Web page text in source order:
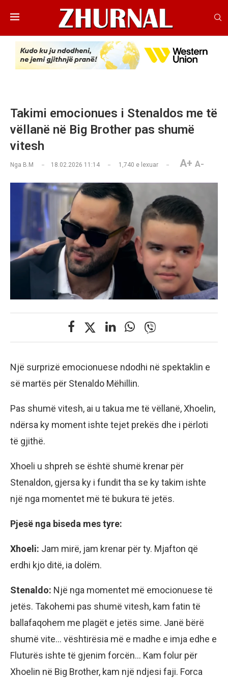
Takimi emocionues i Stenaldos me të
vëllanë në Big Brother pas shumë
vitesh
Nga B.M 18.02.2026 11:14 1,740 e lexuar A+ A-
Një surprizë emocionuese ndodhi në spektaklin e
së martës për Stenaldo Mëhillin.
Pas shumë vitesh, ai u takua me të vëllanë, Xhoelin,
ndërsa ky moment ishte tejet prekës dhe i përloti
të gjithë.
Xhoeli u shpreh se është shumë krenar për
Stenaldon, gjersa ky i fundit tha se ky takim ishte
një nga momentet më të bukura të jetës.
Pjesë nga biseda mes tyre:
Xhoeli: Jam mirë, jam krenar për ty. Mjafton që
erdhi kjo ditë, ia dolëm.
Stenaldo: Një nga momentet më emocionuese të
jetës. Takohemi pas shumë vitesh, kam fatin të
ballafaqohem me plagët e jetës sime. Janë bërë
shumë vite… vështirësia më e madhe e imja edhe e
Fluturës ishte të gjenim forcën… Kam folur për
Xhoelin në Big Brother, kam një ndjesi faji. Forca